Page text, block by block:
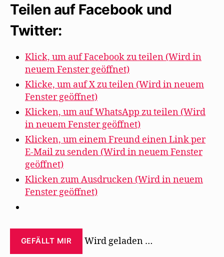
Teilen auf Facebook und
Twitter:
Klick, um auf Facebook zu teilen (Wird in
neuem Fenster geöffnet)
Klicke, um auf X zu teilen (Wird in neuem
Fenster geöffnet)
Klicken, um auf WhatsApp zu teilen (Wird
in neuem Fenster geöffnet)
Klicken, um einem Freund einen Link per
E-Mail zu senden (Wird in neuem Fenster
geöffnet)
Klicken zum Ausdrucken (Wird in neuem
Fenster geöffnet)
GEFÄLLT MIR Wird geladen …